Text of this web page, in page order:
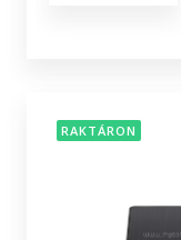
RAKTÁRON